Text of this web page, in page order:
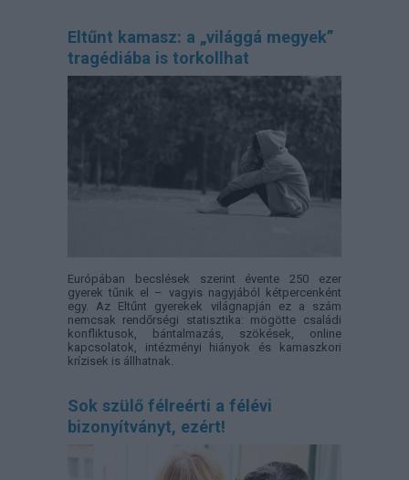
Eltűnt kamasz: a „világgá megyek”
tragédiába is torkollhat
Európában becslések szerint évente 250 ezer
gyerek tűnik el – vagyis nagyjából kétpercenként
egy. Az Eltűnt gyerekek világnapján ez a szám
nemcsak rendőrségi statisztika: mögötte családi
konfliktusok, bántalmazás, szökések, online
kapcsolatok, intézményi hiányok és kamaszkori
krízisek is állhatnak.
Sok szülő félreérti a félévi
bizonyítványt, ezért!